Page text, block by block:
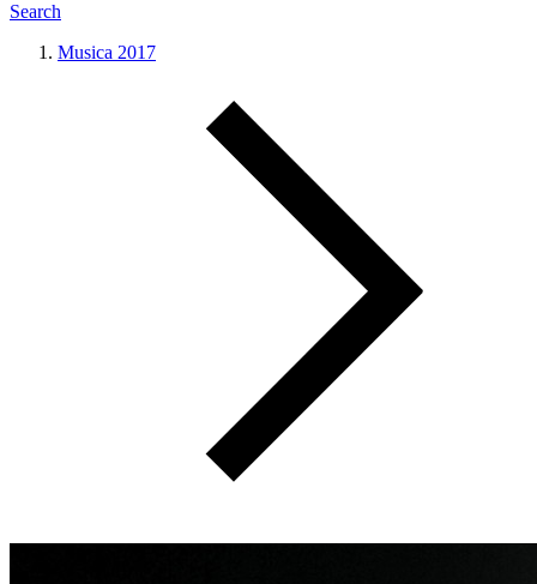
Search
Musica 2017